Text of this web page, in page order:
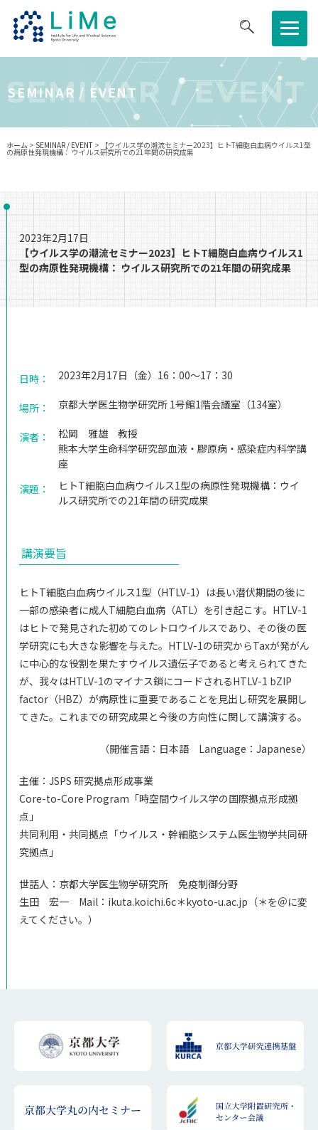
医生研について
ニュース・イベント
SEMINAR / EVENT
SEMINAR / EVENT
ホーム> SEMINAR / EVENT> 【ウイルス学の潮流セミナー2023】ヒトT細胞白血病ウイルス1型
の病原性発現機構： ウイルス研究所での21年間の研究成果
2023年2月17日
【ウイルス学の潮流セミナー2023】ヒトT細胞白血病ウイルス1
型の病原性発現機構： ウイルス研究所での21年間の研究成果
日時： 2023年2月17日（金）16：00～17：30
場所： 京都大学医生物学研究所 1号館1階会議室（134室）
演者：
松岡 雅雄 教授
熊本大学生命科学研究部血液・膠原病・感染症内科学講
座
演題：
ヒトT細胞白血病ウイルス1型の病原性発現機構：ウイ
ルス研究所での21年間の研究成果
講演要旨
ヒトT細胞白血病ウイルス1型（HTLV-1）は長い潜伏期間の後に
一部の感染者に成人T細胞白血病（ATL）を引き起こす。HTLV-1
はヒトで発見された初めてのレトロウイルスであり、その後の医
学研究にも大きな影響を与えた。HTLV-1の研究からTaxが発がん
に中心的な役割を果たすウイルス遺伝子であると考えられてきた
が、我々はHTLV-1のマイナス鎖にコードされるHTLV-1 bZIP
factor（HBZ）が病原性に重要であることを見出し研究を展開し
てきた。これまでの研究成果と今後の方向性に関して講演する。
（開催言語：日本語 Language：Japanese）
主催：JSPS 研究拠点形成事業
Core-to-Core Program「時空間ウイルス学の国際拠点形成拠
点」
共同利用・共同拠点「ウイルス・幹細胞システム医生物学共同研
究拠点」
世話人：京都大学医生物学研究所 免疫制御分野
生田 宏一 Mail：ikuta.koichi.6c＊kyoto-u.ac.jp（＊を＠に変
えてください。）